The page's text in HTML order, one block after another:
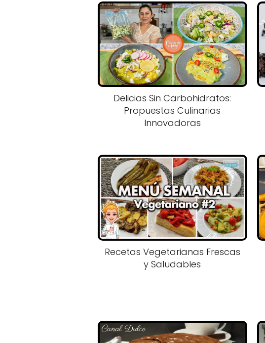
Delicias Sin Carbohidratos:
Propuestas Culinarias
Innovadoras
Recetas Vegetarianas Frescas
y Saludables